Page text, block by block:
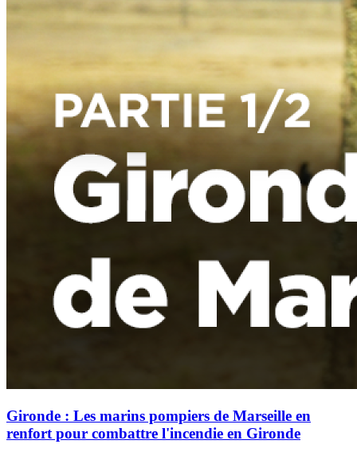
Gironde : Les marins pompiers de Marseille en
renfort pour combattre l'incendie en Gironde